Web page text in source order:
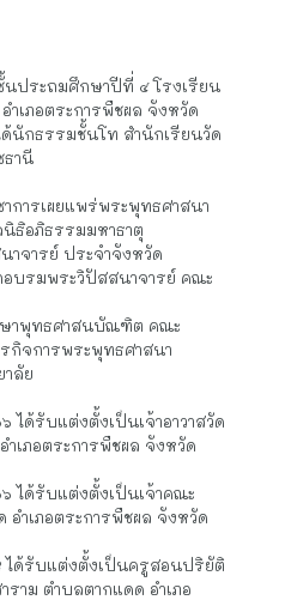
ประถมศึกษาปีที่ ๔ โรงเรียน
ำเภอตระการพืชผล จังหวัด
นักธรรมชั้นโท สำนักเรียนวัด
านี